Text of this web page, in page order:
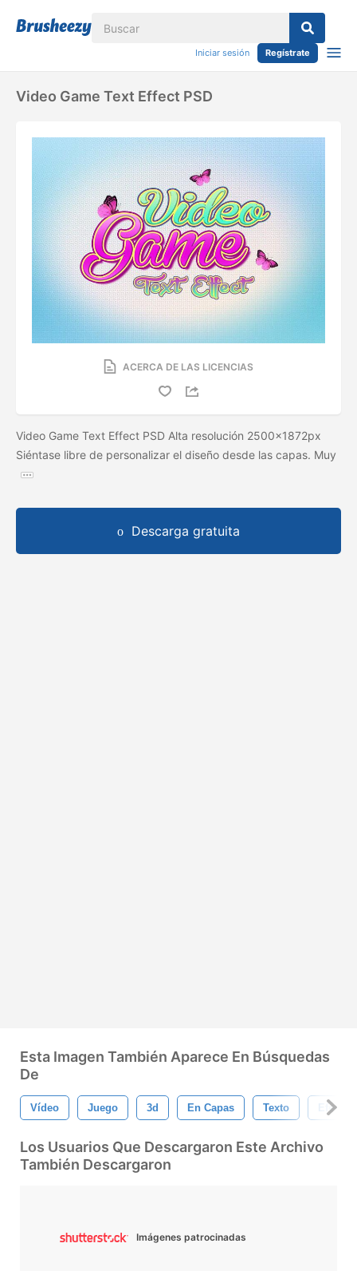
Iniciar sesión Regístrate
Video Game Text Effect PSD
ACERCA DE LAS LICENCIAS
Video Game Text Effect PSD Alta resolución 2500x1872px
Siéntase libre de personalizar el diseño desde las capas. Muy
Descarga gratuita
Esta Imagen También Aparece En Búsquedas
De
Vídeo Juego 3d En Capas Texto Efecto
Los Usuarios Que Descargaron Este Archivo
También Descargaron
Imágenes patrocinadas